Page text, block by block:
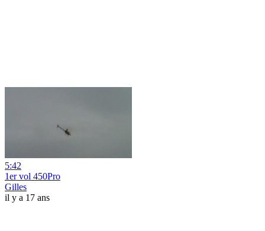
5:42
1er vol 450Pro
Gilles
il y a 17 ans